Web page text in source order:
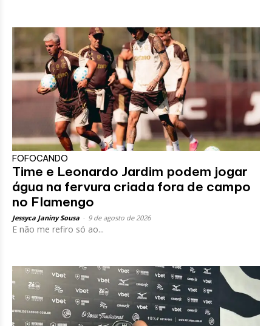
FOFOCANDO
Time e Leonardo Jardim podem jogar
água na fervura criada fora de campo
no Flamengo
Jessyca Janiny Sousa 9 de agosto de 2026
E não me refiro só ao...